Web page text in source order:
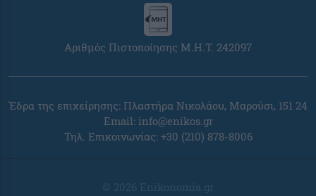
Αριθμός Πιστοποίησης Μ.Η.Τ. 242097
Έδρα της επιχείρησης: Πλαστήρα Νικολάου, Μαρούσι, 151 24
Email: info@enikos.gr
Τηλ. Επικοινωνίας: +30 (210) 878-8006